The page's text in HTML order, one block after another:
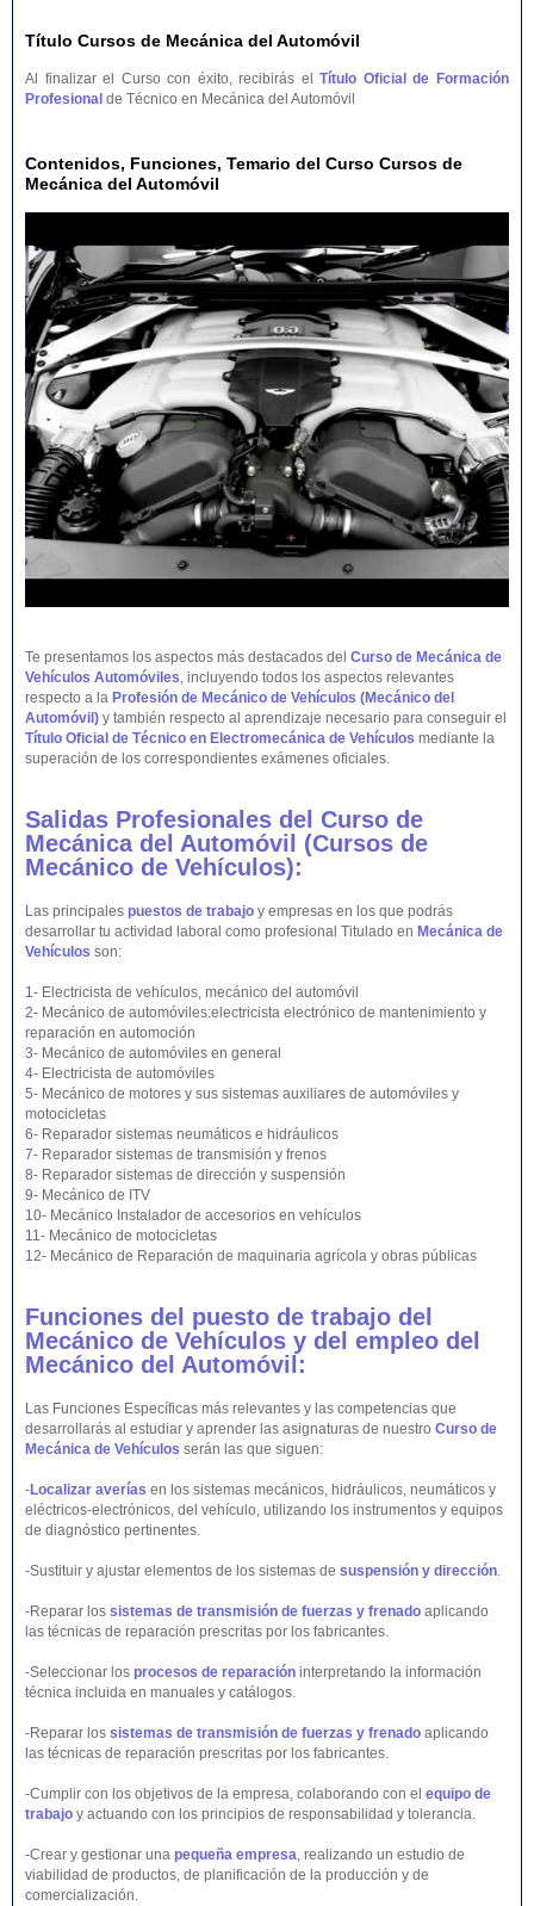
Título Cursos de Mecánica del Automóvil
Al finalizar el Curso con éxito, recibirás elTítulo Oficial de Formación
Profesional de Técnico en Mecánica del Automóvil
Contenidos, Funciones, Temario del Curso Cursos de
Mecánica del Automóvil
Te presentamos los aspectos más destacados del Curso de Mecánica de
Vehículos Automóviles, incluyendo todos los aspectos relevantes
respecto a la Profesión de Mecánico de Vehículos (Mecánico del
Automóvil) y también respecto al aprendizaje necesario para conseguir el
Título Oficial de Técnico en Electromecánica de Vehículos mediante la
superación de los correspondientes exámenes oficiales.
Salidas Profesionales del Curso de
Mecánica del Automóvil (Cursos de
Mecánico de Vehículos):
Las principales puestos de trabajo y empresas en los que podrás
desarrollar tu actividad laboral como profesional Titulado en Mecánica de
Vehículos son:
1- Electricista de vehículos, mecánico del automóvil
2- Mecánico de automóviles:electricista electrónico de mantenimiento y
reparación en automoción
3- Mecánico de automóviles en general
4- Electricista de automóviles
5- Mecánico de motores y sus sistemas auxiliares de automóviles y
motocicletas
6- Reparador sistemas neumáticos e hidráulicos
7- Reparador sistemas de transmisión y frenos
8- Reparador sistemas de dirección y suspensión
9- Mecánico de ITV
10- Mecánico Instalador de accesorios en vehículos
11- Mecánico de motocicletas
12- Mecánico de Reparación de maquinaria agrícola y obras públicas
Funciones del puesto de trabajo del
Mecánico de Vehículos y del empleo del
Mecánico del Automóvil:
Las Funciones Específicas más relevantes y las competencias que
desarrollarás al estudiar y aprender las asignaturas de nuestro Curso de
Mecánica de Vehículos serán las que siguen:
-Localizar averías en los sistemas mecánicos, hidráulicos, neumáticos y
eléctricos-electrónicos, del vehículo, utilizando los instrumentos y equipos
de diagnóstico pertinentes.
-Sustituir y ajustar elementos de los sistemas de suspensión y dirección.
-Reparar los sistemas de transmisión de fuerzas y frenado aplicando
las técnicas de reparación prescritas por los fabricantes.
-Seleccionar los procesos de reparación interpretando la información
técnica incluida en manuales y catálogos.
-Reparar los sistemas de transmisión de fuerzas y frenado aplicando
las técnicas de reparación prescritas por los fabricantes.
-Cumplir con los objetivos de la empresa, colaborando con el equipo de
trabajo y actuando con los principios de responsabilidad y tolerancia.
-Crear y gestionar una pequeña empresa, realizando un estudio de
viabilidad de productos, de planificación de la producción y de
comercialización.